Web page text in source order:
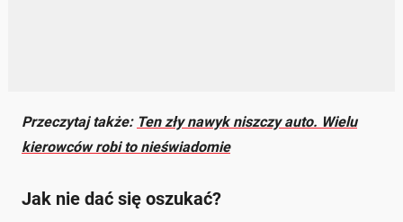
Przeczytaj także: Ten zły nawyk niszczy auto. Wielu
kierowców robi to nieświadomie
Jak nie dać się oszukać?